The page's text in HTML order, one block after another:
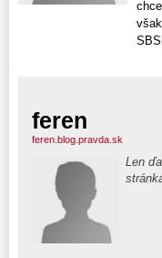
feren
feren.blog.pravda.sk
Len